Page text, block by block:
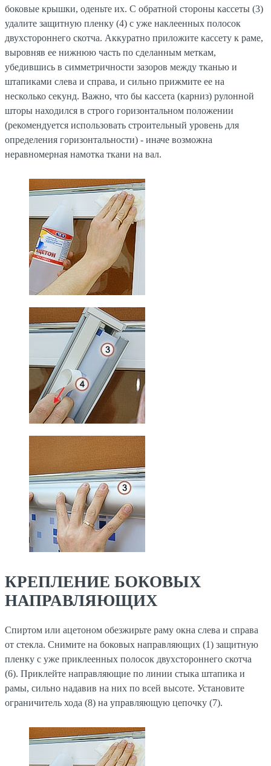
боковые крышки, оденьте их. С обратной стороны кассеты (3)
удалите защитную пленку (4) с уже наклеенных полосок
двухстороннего скотча. Аккуратно приложите кассету к раме,
выровняв ее нижнюю часть по сделанным меткам,
убедившись в симметричности зазоров между тканью и
штапиками слева и справа, и сильно прижмите ее на
несколько секунд. Важно, что бы кассета (карниз) рулонной
шторы находился в строго горизонтальном положении
(рекомендуется использовать строительный уровень для
определения горизонтальности) - иначе возможна
неравномерная намотка ткани на вал.
КРЕПЛЕНИЕ БОКОВЫХ
НАПРАВЛЯЮЩИХ
Спиртом или ацетоном обезжирьте раму окна слева и справа
от стекла. Снимите на боковых направляющих (1) защитную
пленку с уже приклеенных полосок двухстороннего скотча
(6). Приклейте направляющие по линии стыка штапика и
рамы, сильно надавив на них по всей высоте. Установите
ограничитель хода (8) на управляющую цепочку (7).